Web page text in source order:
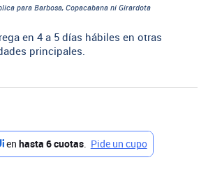
para Barbosa, Copacabana ni Girardota
en 4 a 5 días hábiles en otras
principales.